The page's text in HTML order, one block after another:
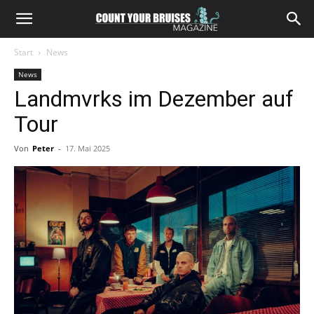
Start News
News
Landmvrks im Dezember auf
Tour
Von Peter - 17. Mai 2025